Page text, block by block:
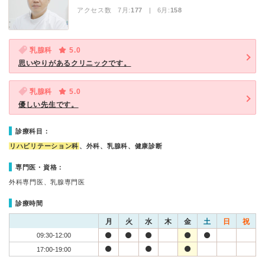
アクセス数 7月:177 | 6月:158
乳腺科
5.0
思いやりがあるクリニックです。
乳腺科
5.0
優しい先生です。
診療科目：
リハビリテーション科 、外科、乳腺科、健康診断
専門医・資格：
外科専門医、乳腺専門医
診療時間
月 火 水 木 金 土 日 祝
09:30-12:00
17:00-19:00